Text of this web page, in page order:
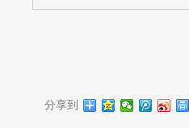
分享到